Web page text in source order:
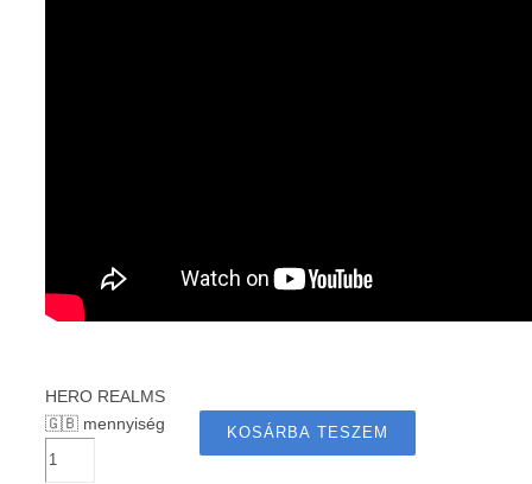
HERO REALMS
🇬🇧 mennyiség
KOSÁRBA TESZEM